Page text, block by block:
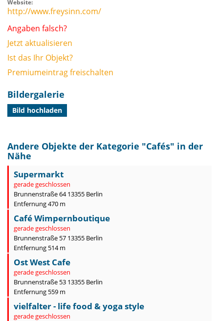
Website:
http://www.freysinn.com/
Angaben falsch?
Jetzt aktualisieren
Ist das Ihr Objekt?
Premiumeintrag freischalten
Bildergalerie
Bild hochladen
Andere Objekte der Kategorie "Cafés" in der
Nähe
Supermarkt
gerade geschlossen
Brunnenstraße 64 13355 Berlin
Entfernung 470 m
Café Wimpernboutique
gerade geschlossen
Brunnenstraße 57 13355 Berlin
Entfernung 514 m
Ost West Cafe
gerade geschlossen
Brunnenstraße 53 13355 Berlin
Entfernung 559 m
vielfalter - life food & yoga style
gerade geschlossen